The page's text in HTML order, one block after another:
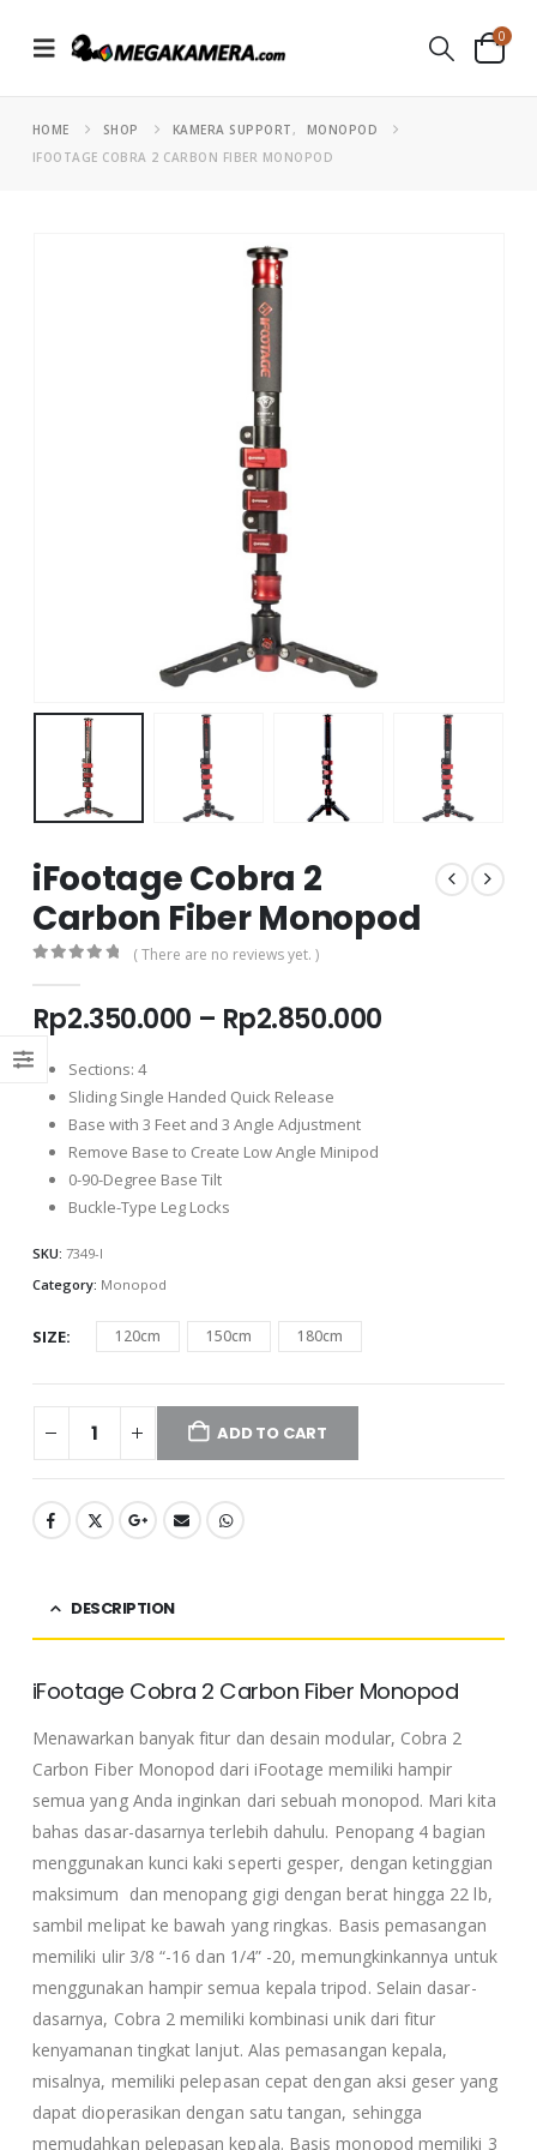
0
HOME SHOP KAMERA SUPPORT,
MONOPOD
IFOOTAGE COBRA 2 CARBON FIBER MONOPOD
iFootage Cobra 2
Carbon Fiber Monopod
( There are no reviews yet. )
Rp2.350.000 – Rp2.850.000Price
Sections: 4
Sliding Single Handed Quick Release
Base with 3 Feet and 3 Angle Adjustment
Remove Base to Create Low Angle Minipod
0-90-Degree Base Tilt
Buckle-Type Leg Locks
SKU: 7349-I
Category: Monopod
SIZE 120cm 150cm 180cm
ADD TO CART
DESCRIPTION
iFootage Cobra 2 Carbon Fiber Monopod
Menawarkan banyak fitur dan desain modular, Cobra 2
Carbon Fiber Monopod dari iFootage memiliki hampir
semua yang Anda inginkan dari sebuah monopod. Mari kita
bahas dasar-dasarnya terlebih dahulu. Penopang 4 bagian
menggunakan kunci kaki seperti gesper, dengan ketinggian
maksimum dan menopang gigi dengan berat hingga 22 lb,
sambil melipat ke bawah yang ringkas. Basis pemasangan
memiliki ulir 3/8 “-16 dan 1/4” -20, memungkinkannya untuk
menggunakan hampir semua kepala tripod. Selain dasar-
dasarnya, Cobra 2 memiliki kombinasi unik dari fitur
kenyamanan tingkat lanjut. Alas pemasangan kepala,
misalnya, memiliki pelepasan cepat dengan aksi geser yang
dapat dioperasikan dengan satu tangan, sehingga
memudahkan pelepasan kepala. Basis monopod memiliki 3